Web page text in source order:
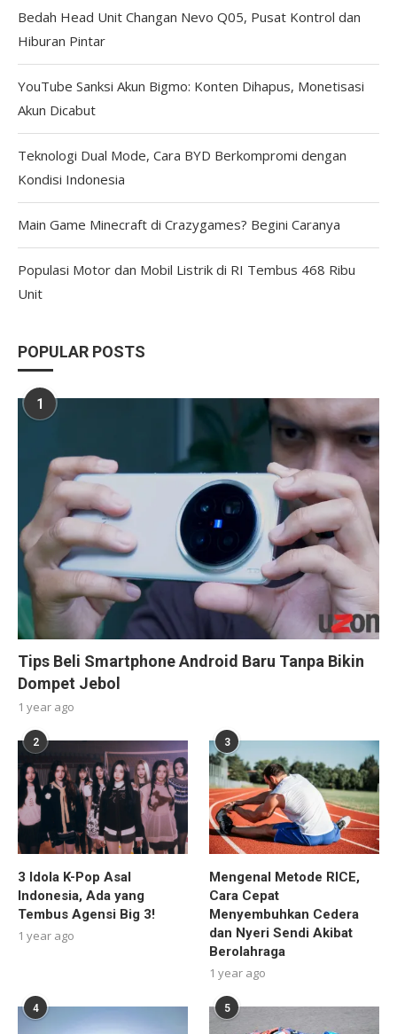
Bedah Head Unit Changan Nevo Q05, Pusat Kontrol dan
Hiburan Pintar
YouTube Sanksi Akun Bigmo: Konten Dihapus, Monetisasi
Akun Dicabut
Teknologi Dual Mode, Cara BYD Berkompromi dengan
Kondisi Indonesia
Main Game Minecraft di Crazygames? Begini Caranya
Populasi Motor dan Mobil Listrik di RI Tembus 468 Ribu
Unit
POPULAR POSTS
1
Tips Beli Smartphone Android Baru Tanpa Bikin
Dompet Jebol
1 year ago
2
3 Idola K-Pop Asal
Indonesia, Ada yang
Tembus Agensi Big 3!
1 year ago
3
Mengenal Metode RICE,
Cara Cepat
Menyembuhkan Cedera
dan Nyeri Sendi Akibat
Berolahraga
1 year ago
4 5